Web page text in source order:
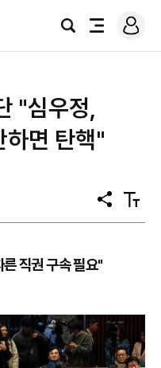
검
전
로
그
"심우정,
면 탄핵"
공
유
텍
스
직권 구속 필요"